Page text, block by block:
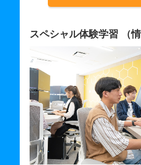
スペシャル体験学習 （情